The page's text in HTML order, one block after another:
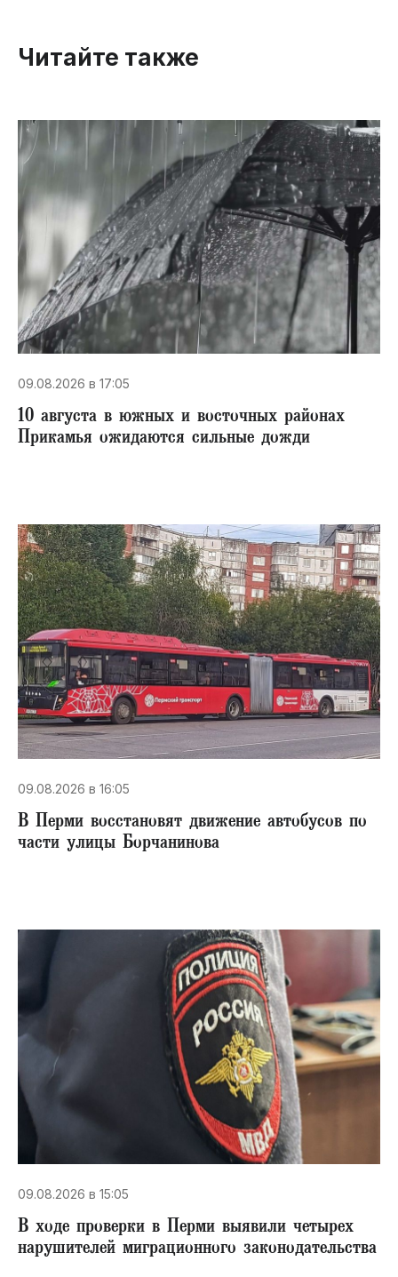
Читайте также
09.08.2026 в 17:05
10 августа в южных и восточных районах
Прикамья ожидаются сильные дожди
09.08.2026 в 16:05
В Перми восстановят движение автобусов по
части улицы Борчанинова
09.08.2026 в 15:05
В ходе проверки в Перми выявили четырех
нарушителей миграционного законодательства